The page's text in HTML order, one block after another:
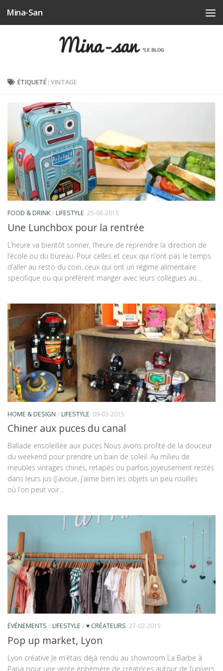
Skip to content
Mina-San
ÉTIQUETÉ :VINTAGE
FOOD & DRINK/ LIFESTYLE 25-08-2015
Une Lunchbox pour la rentrée
L’heure va bientôt sonner, l’heure de reprendre la direction de
l’école ou du bureau. Pour celles et ceux qui n’ont pas le temps
d’aller au resto du coin, ceux qui ont un régime alimentaire
spécifique ou qui préfèrent manger avec leurs collègues au...
HOME & DESIGN / LIFESTYLE 09-03-2015
Chiner aux puces du canal
Ballade ensoleillée aux puces Nous avons profité de la douceur
du weekend pour prendre un bain de soleil. Au milieu de
meubles vintages chinés, retapés ou parfois joyeusement restés
dans leurs jus (j’avoue, j’aime bien les objets un peu rouillés
où l’on peut voir...
ÉVÉNEMENTS / LIFESTYLE / ♥ CRÉATEURS 27-02-2015
Pop up market, Lyon
Lyon créative Je m’étais déjà rendu au showroom La Barbe à
Papa pour une vente éphémère de créatrices autour de l’univers